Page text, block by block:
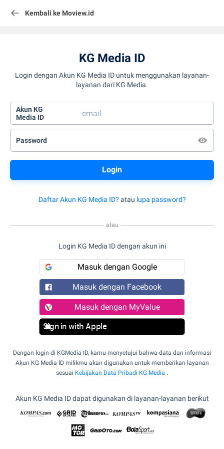
Kembali ke Moview.id
KG Media ID
Login dengan Akun KG Media ID untuk menggunakan layanan-
layanan dari KG Media.
Akun KG
Media ID
Password
Daftar Akun KG Media ID? atau lupa password?
atau
Login KG Media ID dengan akun ini
Masuk dengan Google
Masuk dengan Facebook
Masuk dengan MyValue
Sign in with Apple
Dengan login di KGMedia ID, kamu menyetujui bahwa data dan informasi
Akun KG Media ID milikmu akan digunakan untuk memberikan layanan
sesuai Kebijakan Data Pribadi KG Media .
Akun KG Media ID dapat digunakan di layanan-layanan berikut